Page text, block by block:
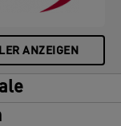
ANZEIGEN